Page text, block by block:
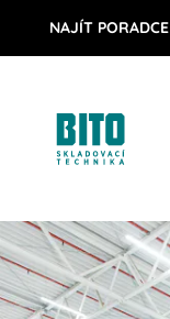
NAJÍT PORADCE